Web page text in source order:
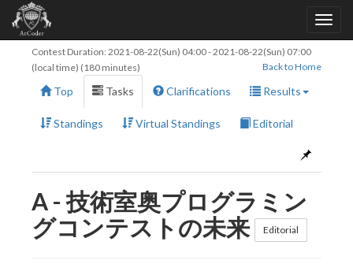
Contest Duration: 2021-08-22(Sun) 04:00-2021-08-22(Sun) 07:00
(local time) (180 minutes)
Back to Home
Top Tasks Clarifications Results
Standings Virtual Standings Editorial
A - 技術室奥プログラミン
グコンテストの未来
Editorial